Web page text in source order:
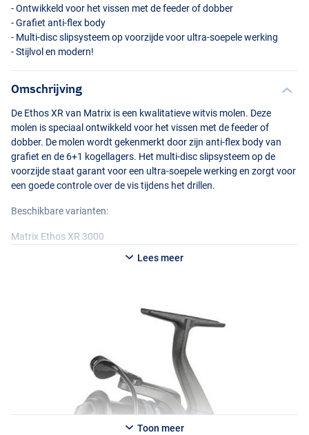
- Ontwikkeld voor het vissen met de feeder of dobber
- Grafiet anti-flex body
- Multi-disc slipsysteem op voorzijde voor ultra-soepele werking
- Stijlvol en modern!
Omschrijving
De Ethos XR van Matrix is een kwalitatieve witvis molen. Deze
molen is speciaal ontwikkeld voor het vissen met de feeder of
dobber. De molen wordt gekenmerkt door zijn anti-flex body van
grafiet en de 6+1 kogellagers. Het multi-disc slipsysteem op de
voorzijde staat garant voor een ultra-soepele werking en zorgt voor
een goede controle over de vis tijdens het drillen.
Beschikbare varianten:
Matrix Ethos XR 3000
- Lijncapaciteit: 0,26mm/180m
- Inhaalslag: 94cm
Lees meer
Toon meer